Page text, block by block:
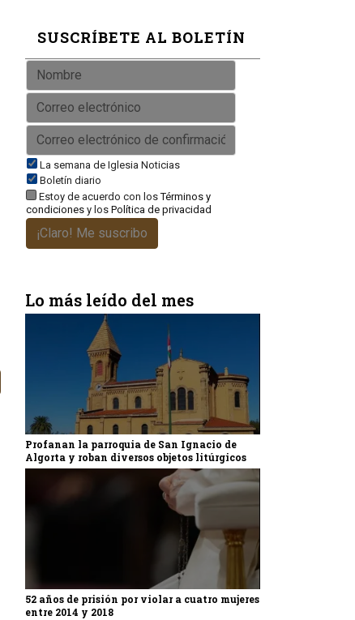
SUSCRÍBETE AL BOLETÍN
La semana de Iglesia Noticias
Boletín diario
Estoy de acuerdo con losTérminos y
condiciones y los Política de privacidad
¡Claro! Me suscribo
Lo más leído del mes
Profanan la parroquia de San Ignacio de
Algorta y roban diversos objetos litúrgicos
52 años de prisión por violar a cuatro mujeres
entre 2014 y 2018